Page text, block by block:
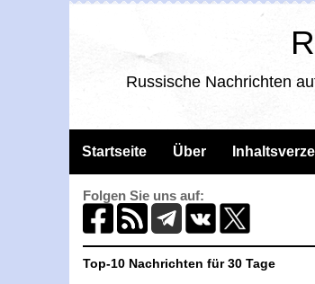
Russische Nachrichten
Startseite Über
Folgen Sie uns auf:
Top-10 Nachrichten für 30 Tage